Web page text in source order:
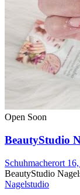
Open Soon
BeautyStudio
Schuhmacherort
BeautyStudio
Nagelstudio